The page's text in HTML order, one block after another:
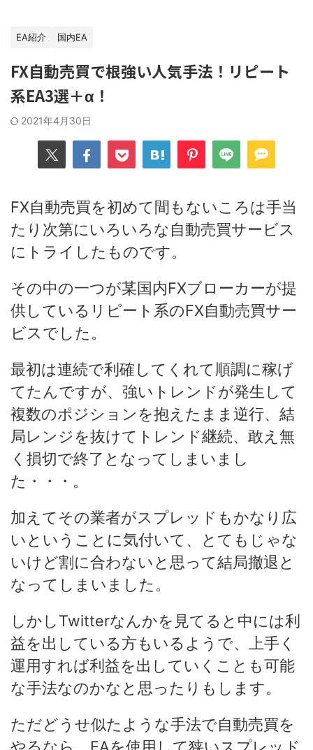
EA紹介 国内EA
FX自動売買で根強い人気手法！リピート
系EA3選＋α！
2021年4月30日
FX自動売買を初めて間もないころは手当
たり次第にいろいろな自動売買サービス
にトライしたものです。
その中の一つが某国内FXブローカーが提
供しているリピート系のFX自動売買サー
ビスでした。
最初は連続で利確してくれて順調に稼げ
てたんですが、強いトレンドが発生して
複数のポジションを抱えたまま逆行、結
局レンジを抜けてトレンド継続、敢え無
く損切で終了となってしまいまし
た・・・。
加えてその業者がスプレッドもかなり広
いということに気付いて、とてもじゃな
いけど割に合わないと思って結局撤退と
なってしまいました。
しかしTwitterなんかを見てると中には利
益を出している方もいるようで、上手く
運用すれば利益を出していくことも可能
な手法なのかなと思ったりもします。
ただどうせ似たような手法で自動売買を
やるなら、EAを使用して狭いスプレッド